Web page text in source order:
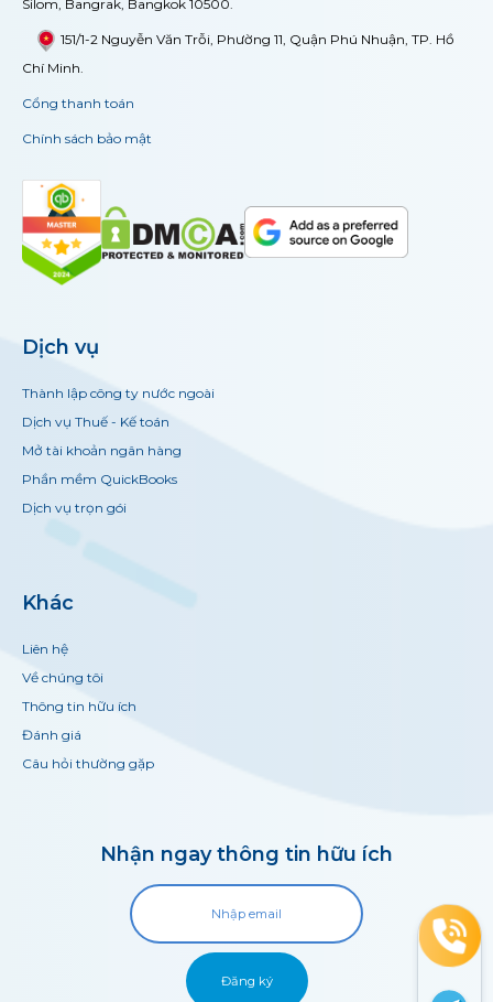
Silom, Bangrak, Bangkok 10500.
151/1-2 Nguyễn Văn Trỗi, Phường 11, Quận Phú Nhuận, TP. Hồ
Chí Minh.
Cổng thanh toán
Chính sách bảo mật
Dịch vụ
Thành lập công ty nước ngoài
Dịch vụ Thuế - Kế toán
Mở tài khoản ngân hàng
Phần mềm QuickBooks
Dịch vụ trọn gói
Khác
Liên hệ
Về chúng tôi
Thông tin hữu ích
Đánh giá
Câu hỏi thường gặp
Nhận ngay thông tin hữu ích
Đăng ký